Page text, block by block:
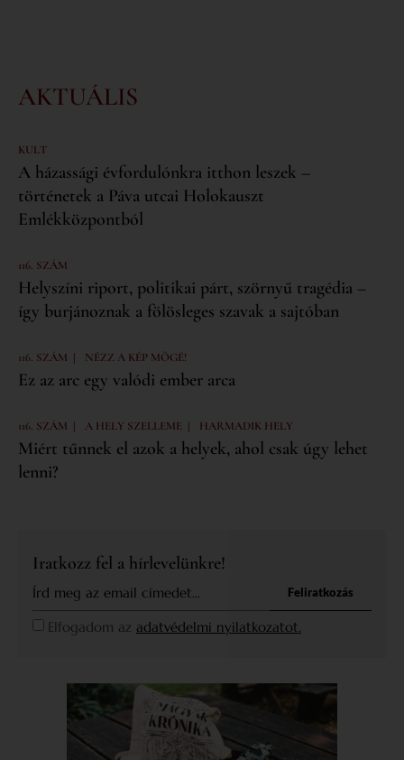
AKTUÁLIS
KULT
A házassági évfordulónkra itthon leszek –
történetek a Páva utcai Holokauszt
Emlékközpontból
116. SZÁM
Helyszíni riport, politikai párt, szörnyű tragédia –
így burjánoznak a fölösleges szavak a sajtóban
116. SZÁM | NÉZZ A KÉP MÖGÉ!
Ez az arc egy valódi ember arca
116. SZÁM | A HELY SZELLEME | HARMADIK HELY
Miért tűnnek el azok a helyek, ahol csak úgy lehet
lenni?
Iratkozz fel a hírlevelünkre!
Elfogadom az adatvédelmi nyilatkozatot.
Feliratkozás